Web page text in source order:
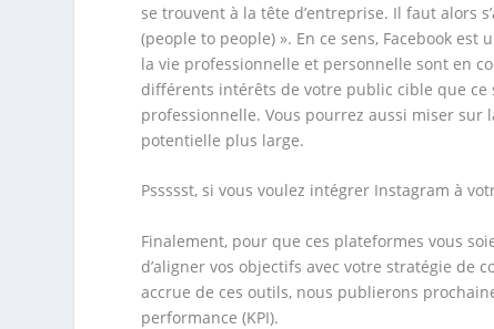
se trouvent à la tête d’entreprise. Il faut alors
(people to people) ». En ce sens, Facebook
la vie professionnelle et personnelle sont en
différents intérêts de votre public cible que ce
professionnelle. Vous pourrez aussi miser
potentielle plus large.
Pssssst, si vous voulez intégrer Instagram à
Finalement, pour que ces plateformes vous
d’aligner vos objectifs avec votre stratégie de
accrue de ces outils, nous publierons
performance (KPI).